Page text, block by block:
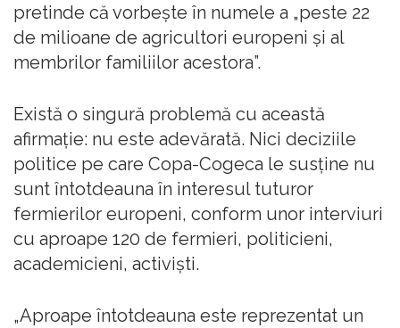
pretinde că vorbește în numele a „peste 22
de milioane de agricultori europeni și al
membrilor familiilor acestora”.
Există o singură problemă cu această
afirmație: nu este adevărată. Nici deciziile
politice pe care Copa-Cogeca le susține nu
sunt întotdeauna în interesul tuturor
fermierilor europeni, conform unor interviuri
cu aproape 120 de fermieri, politicieni,
academicieni, activiști.
„Aproape întotdeauna este reprezentat un